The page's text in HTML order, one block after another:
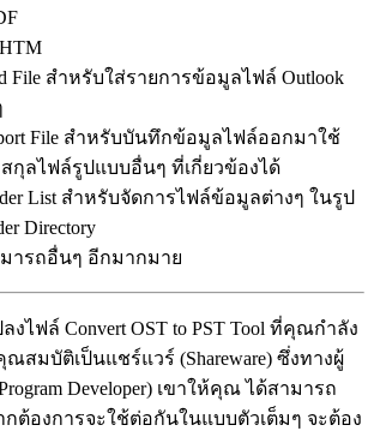
File สำหรับใส่รายการข้อมูลไฟล์ Outlook
File สำหรับบันทึกข้อมูลไฟล์ออกมาใช้
กุลไฟล์รูปแบบอื่นๆ ที่เกี่ยวข้องได้
List สำหรับจัดการไฟล์ข้อมูลต่างๆ ในรูป
Directory
ารถอื่นๆ อีกมากมาย
งไฟล์ Convert OST to PST Tool ที่คุณกำลัง
สมบัติเป็นแชร์แวร์ (Shareware) ซึ่งทางผู้
Developer) เขาให้คุณ ได้สามารถ
ต้องการจะใช้ต่อกันในแบบตัวเต็มๆ จะต้อง